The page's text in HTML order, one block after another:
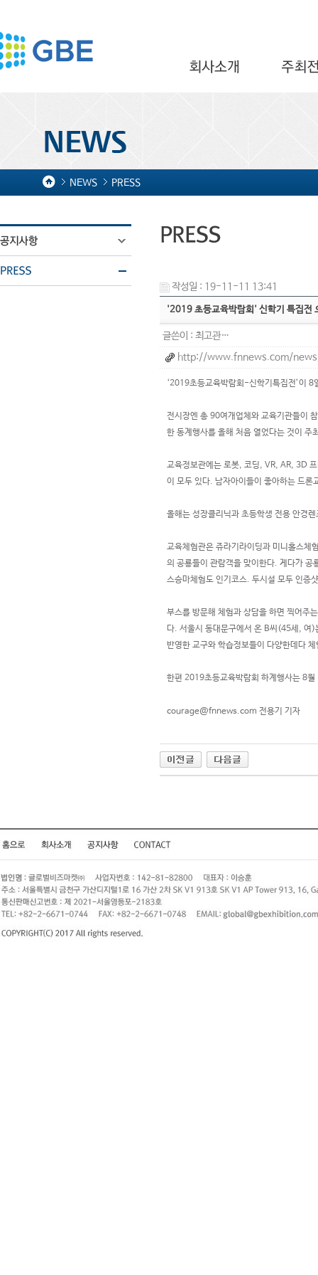
NEWS PRESS
작성일 : 19-11-11 13:41
'2019 초등교육박람회' 신학기 특집전
글쓴이 : 최고관…
http://www.fnnews.com/
‘2019초등교육박람회-신학기특집전’이
전시장엔 총 90여개업체와 교육기관들이
한 동계행사를 올해 처음 열었다는 것이 주
교육정보관에는 로봇, 코딩, VR, AR, 3D
이 모두 있다. 남자아이들이 좋아하는 드론
올해는 성장클리닉과 초등학생 전용 안경
교육체험관은 쥬라기라이딩과 미니홀스체
의 공룡들이 관람객을 맞이한다. 게다가 공
스승마체험도 인기코스. 두시설 모두 인증
부스를 방문해 체험과 상담을 하면 찍어주
다. 서울시 동대문구에서 온 B씨(45세, 여)
반영한 교구와 학습정보들이 다양한데다
한편 2019초등교육박람회 하계행사는 8
courage@fnnews.com 전용기 기자